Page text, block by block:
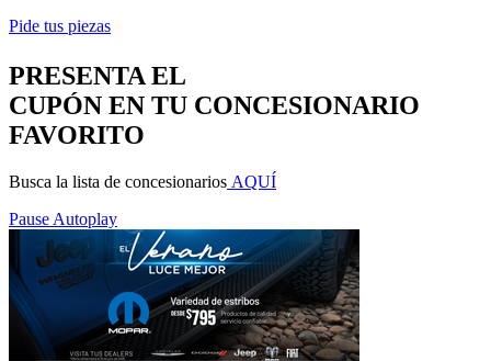
Pide tus piezas
PRESENTA EL
CUPÓN EN TU CONCESIONARIO
FAVORITO
Busca la lista de concesionarios AQUÍ
Pause Autoplay